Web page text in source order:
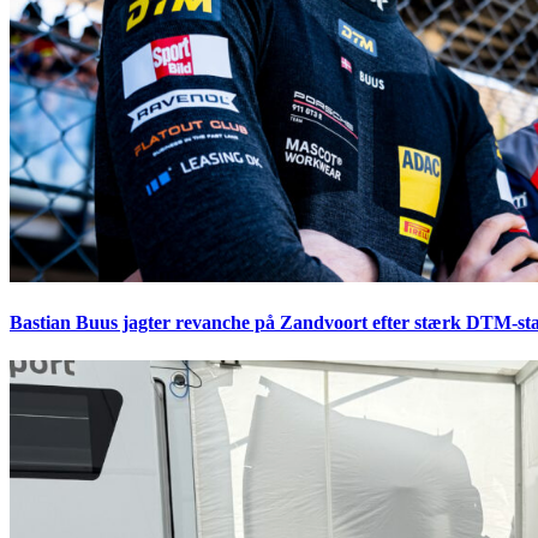
Bastian Buus jagter revanche på Zandvoort efter stærk DTM-